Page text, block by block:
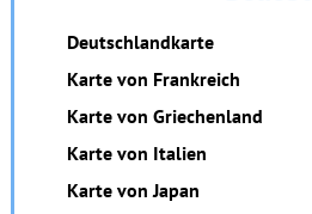
Deutschlandkarte
Karte von Frankreich
Karte von Griechenland
Karte von Italien
Karte von Japan